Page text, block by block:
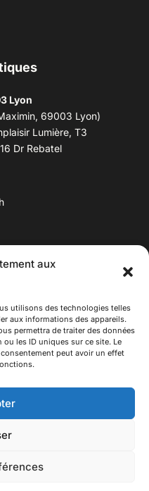
aux
utilisons des technologies telles
aux informations des appareils.
permettra de traiter des données
les ID uniques sur ce site. Le
peut avoir un effet
Lyon
69003 Lyon)
Lumière, T3
Dr Rebatel